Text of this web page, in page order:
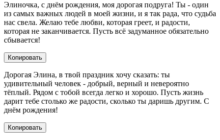
Элиночка, с днём рождения, моя дорогая подруга! Ты - один
из самых важных людей в моей жизни, и я так рада, что судьба
нас свела. Желаю тебе любви, которая греет, и радости,
которая не заканчивается. Пусть всё задуманное обязательно
сбывается!
Копировать
Дорогая Элина, в твой праздник хочу сказать: ты
удивительный человек - добрый, верный и невероятно
тёплый. Рядом с тобой всегда легко и хорошо. Пусть жизнь
дарит тебе столько же радости, сколько ты даришь другим. С
днём рождения!
Копировать